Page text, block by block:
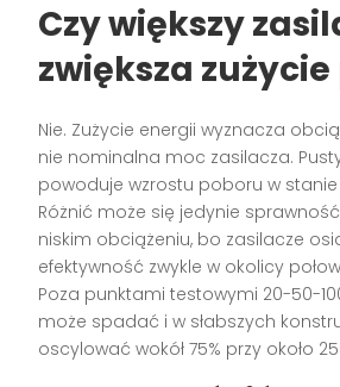
Czy większy
zwiększa
Nie. Zużycie energii wyznacza
nie nominalna moc zasilacza.
powoduje wzrostu poboru w
Różnić może się jedynie
niskim obciążeniu, bo zasilacze
efektywność zwykle w okolicy
Poza punktami testowymi 20-50-
może spadać i w słabszych
oscylować wokół 75% przy około